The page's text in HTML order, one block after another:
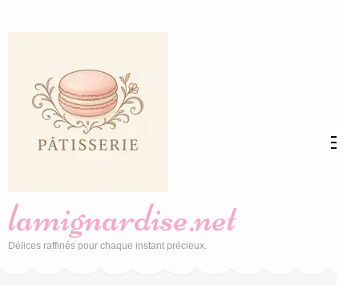
(Pressez
Entrée)
lamignardise.net
Délices raffinés pour chaque instant précieux.